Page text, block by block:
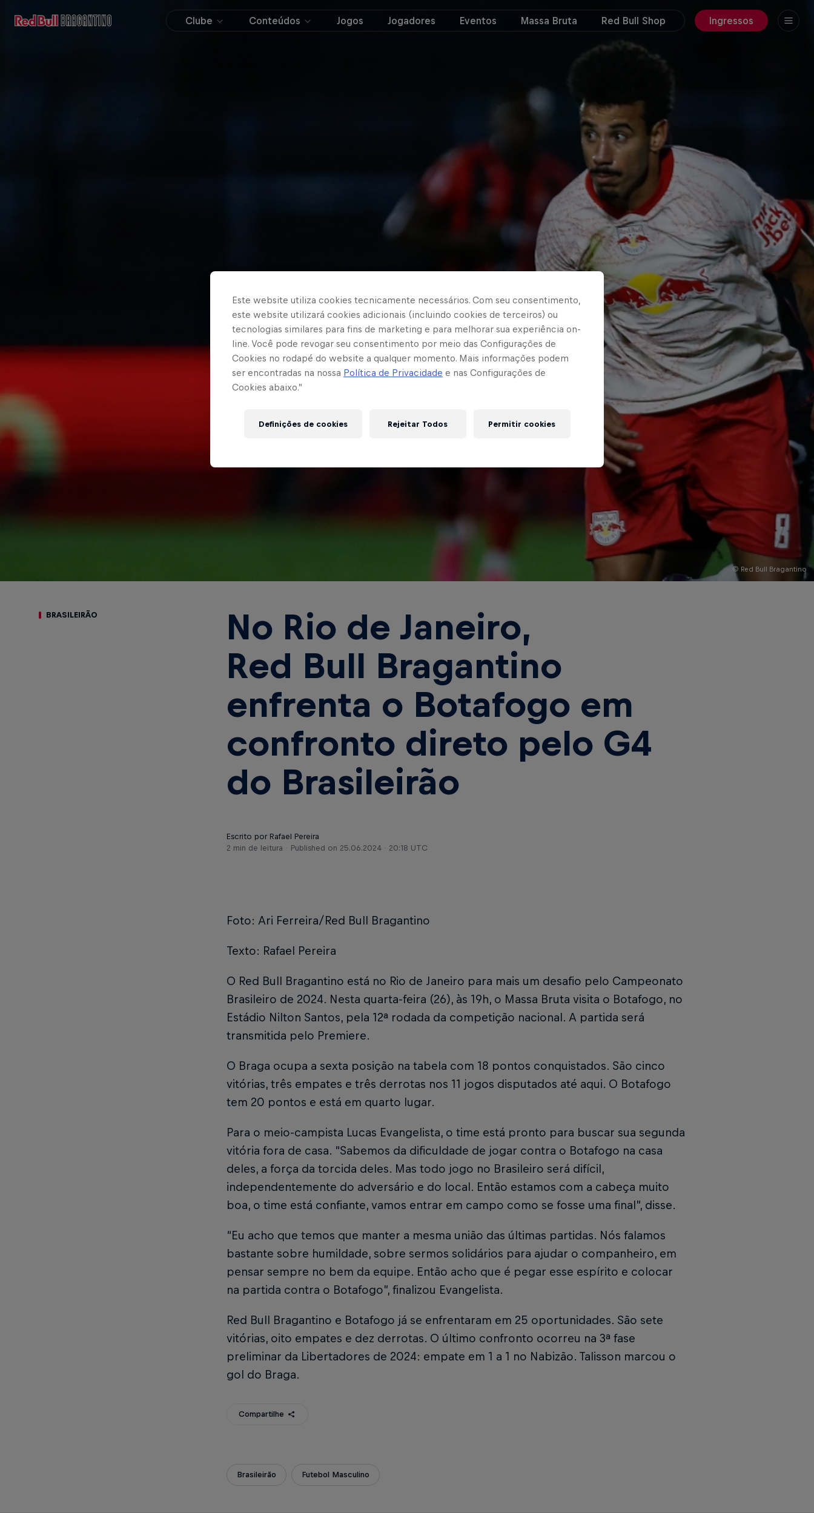
Clube Conteúdos Jogos Jogadores Eventos Massa Bruta Red Bull Shop Ingressos
© Red Bull Bragantino
BRASILEIRÃO
No Rio de Janeiro,
Red Bull Bragantino
enfrenta o Botafogo em
confronto direto pelo G4
do Brasileirão
Escrito por Rafael Pereira
2 min de leitura
Published on 25.06.2024 · 20:18 UTC
Foto: Ari Ferreira/Red Bull Bragantino
Texto: Rafael Pereira
O Red Bull Bragantino está no Rio de Janeiro para mais um desafio pelo Campeonato
Brasileiro de 2024. Nesta quarta-feira (26), às 19h, o Massa Bruta visita o Botafogo, no
Estádio Nilton Santos, pela 12ª rodada da competição nacional. A partida será
transmitida pelo Premiere.
O Braga ocupa a sexta posição na tabela com 18 pontos conquistados. São cinco
vitórias, três empates e três derrotas nos 11 jogos disputados até aqui. O Botafogo
tem 20 pontos e está em quarto lugar.
Para o meio-campista Lucas Evangelista, o time está pronto para buscar sua segunda
vitória fora de casa. “Sabemos da dificuldade de jogar contra o Botafogo na casa
deles, a força da torcida deles. Mas todo jogo no Brasileiro será difícil,
independentemente do adversário e do local. Então estamos com a cabeça muito
boa, o time está confiante, vamos entrar em campo como se fosse uma final”, disse.
“Eu acho que temos que manter a mesma união das últimas partidas. Nós falamos
bastante sobre humildade, sobre sermos solidários para ajudar o companheiro, em
pensar sempre no bem da equipe. Então acho que é pegar esse espírito e colocar
na partida contra o Botafogo”, finalizou Evangelista.
Red Bull Bragantino e Botafogo já se enfrentaram em 25 oportunidades. São sete
vitórias, oito empates e dez derrotas. O último confronto ocorreu na 3ª fase
preliminar da Libertadores de 2024: empate em 1 a 1 no Nabizão. Talisson marcou o
gol do Braga.
Compartilhe
Brasileirão Futebol Masculino
Este website utiliza cookies tecnicamente necessários. Com seu consentimento,
este website utilizará cookies adicionais (incluindo cookies de terceiros) ou
tecnologias similares para fins de marketing e para melhorar sua experiência on-
line. Você pode revogar seu consentimento por meio das Configurações de
Cookies no rodapé do website a qualquer momento. Mais informações podem
ser encontradas na nossa Política de Privacidade e nas Configurações de
Cookies abaixo.”
Definições de cookies Rejeitar Todos Permitir cookies